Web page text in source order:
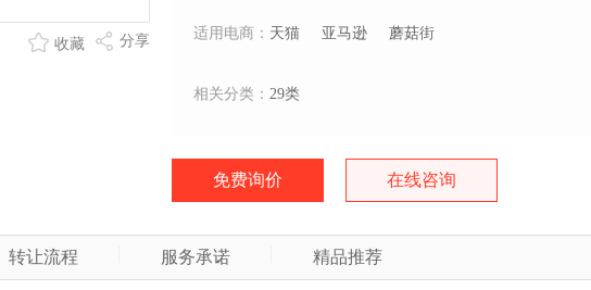
分享
收藏
适用电商： 天猫 亚马逊 蘑菇街
相关分类： 29类
免费询价 在线咨询
转让流程 服务承诺 精品推荐